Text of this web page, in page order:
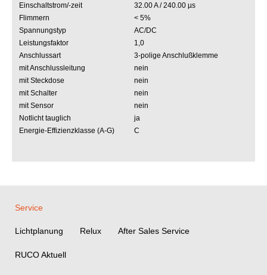
Einschaltstrom/-zeit
32.00 A / 240.00 µs
Flimmern
< 5%
Spannungstyp
AC/DC
Leistungsfaktor
1,0
Anschlussart
3-polige Anschlußklemme
mit Anschlussleitung
nein
mit Steckdose
nein
mit Schalter
nein
mit Sensor
nein
Notlicht tauglich
ja
Energie-Effizienzklasse (A-G)
C
Service
Lichtplanung Relux After Sales Service
RUCO Aktuell